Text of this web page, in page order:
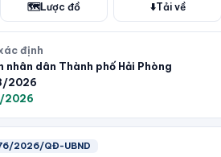
🗺️Lược đồ ⬇️Tải về
định
nhân dân Thành phố Hải Phòng
2026
2026
2026/QĐ-UBND